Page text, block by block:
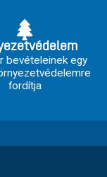
bevételeinek egy
fordítja